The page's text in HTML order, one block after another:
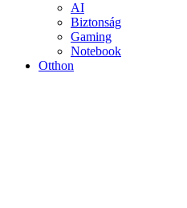
AI
Biztonság
Gaming
Notebook
Otthon